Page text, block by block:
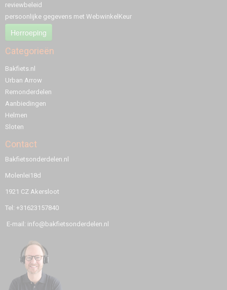
reviewbeleid
persoonlijke gegevens met WebwinkelKeur
Herroeping
Categorieën
Bakfiets.nl
Urban Arrow
Remonderdelen
Aanbiedingen
Helmen
Sloten
Contact
Bakfietsonderdelen.nl
Molenlei18d
1921 CZ Akersloot
Tel: +31623157840
E-mail: info@bakfietsonderdelen.nl